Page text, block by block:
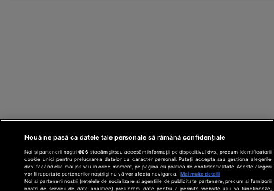
Nouă ne pasă ca datele tale personale să rămână confidențiale
Noi și partenerii noștri606 stocăm și/sau accesăm informații pe dispozitivul dvs., precum identificatorii
cookie unici pentru prelucrarea datelor cu caracter personal. Puteți accepta sau gestiona alegerile
dvs. făcând clic mai jos sau în orice moment, pe pagina cu politica de confidențialitate. Aceste alegeri
vor fi raportate partenerilor noștri și nu vă vor afecta navigarea.
Mai multe detalii
Noi si partenerii nostri (retelele de socializare si agentiile de publicitate partenere, precum si furnizorii
nostri de servicii de date analitice) prelucram date pentru a permite website-ului sa functioneze,